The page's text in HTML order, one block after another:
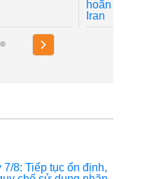
08:05 | 03/08/2026